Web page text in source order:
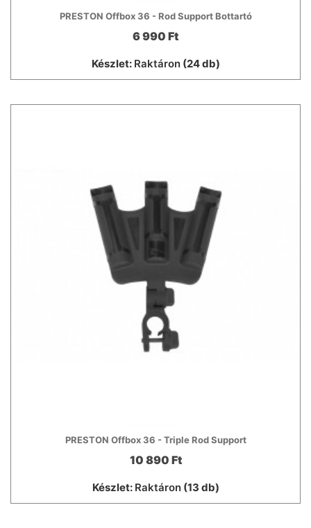
PRESTON Offbox 36 - Rod Support Bottartó
6 990 Ft
Készlet: Raktáron(24 db)
PRESTON Offbox 36 - Triple Rod Support
10 890 Ft
Készlet: Raktáron(13 db)